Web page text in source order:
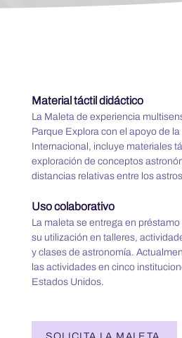
Material táctil didáctico
La Maleta de experiencia
Parque Explora con el apoyo de
Internacional, incluye materiales
exploración de conceptos
distancias relativas entre los
Uso colaborativo
La maleta se entrega en
su utilización en talleres,
y clases de astronomía.
las actividades en cinco
Estados Unidos.
SOLICITA LA MALETA